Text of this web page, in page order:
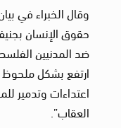
وقال الخبراء في
حقوق الإنسان
ضد المدنيين
ارتفع بشكل ملحوظ
اعتداءات وتدمير
العقاب”.